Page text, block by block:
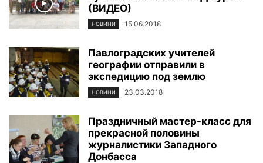
(ВИДЕО)
НОВИНИ 15.06.2018
Павлоградских учителей
географии отправили в
экспедицию под землю
НОВИНИ 23.03.2018
Праздничный мастер-класс для
прекрасной половины
журналистики Западного
Донбасса